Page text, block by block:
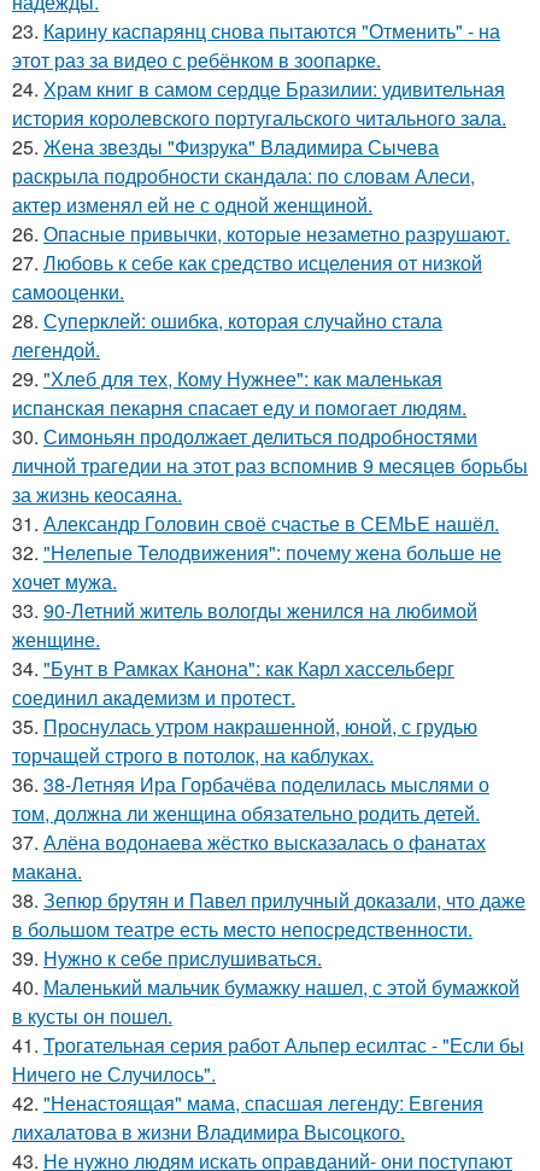
23. Карину каспарянц снова пытаются "Отменить" - на
этот раз за видео с ребёнком в зоопарке.
24. Храм книг в самом сердце Бразилии: удивительная
история королевского португальского читального зала.
25. Жена звезды "Физрука" Владимира Сычева
раскрыла подробности скандала: по словам Алеси,
актер изменял ей не с одной женщиной.
26. Опасные привычки, которые незаметно разрушают.
27. Любовь к себе как средство исцеления от низкой
самооценки.
28. Суперклей: ошибка, которая случайно стала
легендой.
29. "Хлеб для тех, Кому Нужнее": как маленькая
испанская пекарня спасает еду и помогает людям.
30. Симоньян продолжает делиться подробностями
личной трагедии на этот раз вспомнив 9 месяцев борьбы
за жизнь кеосаяна.
31. Александр Головин своё счастье в СЕМЬЕ нашёл.
32. "Нелепые Телодвижения": почему жена больше не
хочет мужа.
33. 90-Летний житель вологды женился на любимой
женщине.
34. "Бунт в Рамках Канона": как Карл хассельберг
соединил академизм и протест.
35. Проснулась утром накрашенной, юной, с грудью
торчащей строго в потолок, на каблуках.
36. 38-Летняя Ира Горбачёва поделилась мыслями о
том, должна ли женщина обязательно родить детей.
37. Алёна водонаева жёстко высказалась о фанатах
макана.
38. Зепюр брутян и Павел прилучный доказали, что даже
в большом театре есть место непосредственности.
39. Нужно к себе прислушиваться.
40. Маленький мальчик бумажку нашел, с этой бумажкой
в кусты он пошел.
41. Трогательная серия работ Альпер есилтас - "Если бы
Ничего не Случилось".
42. "Ненастоящая" мама, спасшая легенду: Евгения
лихалатова в жизни Владимира Высоцкого.
43. Не нужно людям искать оправданий- они поступают